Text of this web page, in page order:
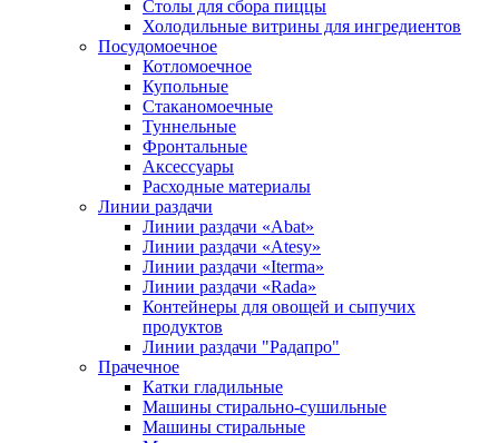
Столы для сбора пиццы
Холодильные витрины для ингредиентов
Посудомоечное
Котломоечное
Купольные
Стаканомоечные
Туннельные
Фронтальные
Аксессуары
Расходные материалы
Линии раздачи
Линии раздачи «Abat»
Линии раздачи «Atesy»
Линии раздачи «Iterma»
Линии раздачи «Rada»
Контейнеры для овощей и сыпучих
продуктов
Линии раздачи "Радапро"
Прачечное
Катки гладильные
Машины стирально-сушильные
Машины стиральные